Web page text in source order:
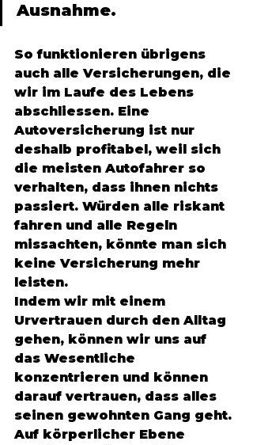
Ausnahme.
So funktionieren übrigens
auch alle Versicherungen, die
wir im Laufe des Lebens
abschliessen. Eine
Autoversicherung ist nur
deshalb profitabel, weil sich
die meisten Autofahrer so
verhalten, dass ihnen nichts
passiert. Würden alle riskant
fahren und alle Regeln
missachten, könnte man sich
keine Versicherung mehr
leisten.
Indem wir mit einem
Urvertrauen durch den Alltag
gehen, können wir uns auf
das Wesentliche
konzentrieren und können
darauf vertrauen, dass alles
seinen gewohnten Gang geht.
Auf körperlicher Ebene